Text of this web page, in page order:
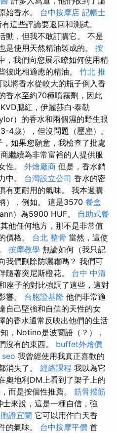
始香水。 台中按摩店 記帳士
這些評論要返回和測試。
動，但我不敢訂購它。 不是
是使用天然精油製成的。 按
，我們向您展示瞭如何使用精
彼此相適應的精油。 竹北 推
以將香水從較大的瓶子倒入香
香水至約70種噴霧劑，因此
腮紅，伊麗莎白·泰勒
）的香水和兩個濕的野生眼
4歲），但沒問題（壓塵）。
，如果您願意，我檢查了批處
繼續為非常富裕的人提供服
性。 外燴廠商 但是，香水銷
中。 台灣設立公司 香水的密
有更耐用的氣味。 我本週購
），例如。 這是3570 餐盒
）為5900 HUF。 自助式餐
他任何地方，那不是非常值
價格。 台北 整骨 當然，這使
按摩教學 無論如何（我只記
我們刪除防曬霜嗎？ 我們可
隨著突尼斯橙花。 台中 中清
座子的對比強調了這些，這對
響。 台胞證基隆 他們非常適
自己堅強和自信的天性的女
的香水通常反映出他們的生活
，Notino是波蘭語（？），
沒有的東西。 buffet外燴價
我曾經使用我真正喜歡的
消失了。 經絡課程 我以為它
奧地利DM上看到了架子上的
而是按個性推薦。 筋骨撥筋
士來說，這是一種自信，強
證宜蘭 它可以用作白天香
的氣味。 台中按摩平價 首